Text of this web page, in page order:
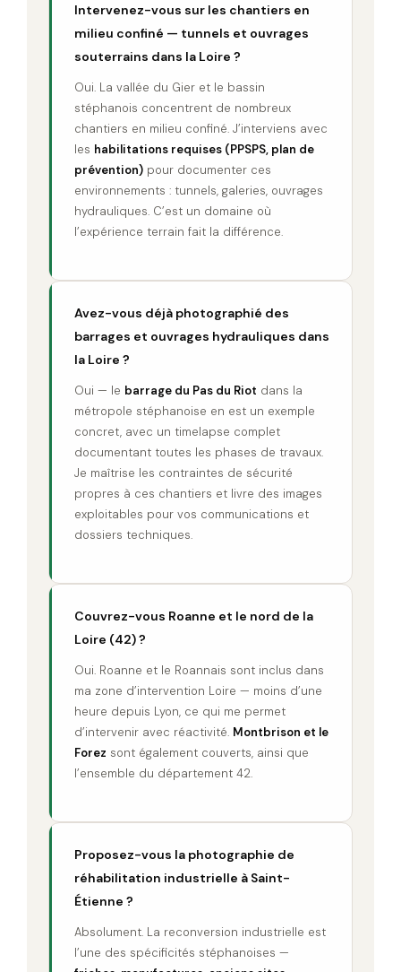
Intervenez-vous sur les chantiers en
milieu confiné — tunnels et ouvrages
souterrains dans la Loire ?
Oui. La vallée du Gier et le bassin
stéphanois concentrent de nombreux
chantiers en milieu confiné. J’interviens avec
les habilitations requises (PPSPS, plan de
prévention) pour documenter ces
environnements : tunnels, galeries, ouvrages
hydrauliques. C’est un domaine où
l’expérience terrain fait la différence.
Avez-vous déjà photographié des
barrages et ouvrages hydrauliques dans
la Loire ?
Oui — le barrage du Pas du Riot dans la
métropole stéphanoise en est un exemple
concret, avec un timelapse complet
documentant toutes les phases de travaux.
Je maîtrise les contraintes de sécurité
propres à ces chantiers et livre des images
exploitables pour vos communications et
dossiers techniques.
Couvrez-vous Roanne et le nord de la
Loire (42) ?
Oui. Roanne et le Roannais sont inclus dans
ma zone d’intervention Loire — moins d’une
heure depuis Lyon, ce qui me permet
d’intervenir avec réactivité. Montbrison et le
Forez sont également couverts, ainsi que
l’ensemble du département 42.
Proposez-vous la photographie de
réhabilitation industrielle à Saint-
Étienne ?
Absolument. La reconversion industrielle est
l’une des spécificités stéphanoises —